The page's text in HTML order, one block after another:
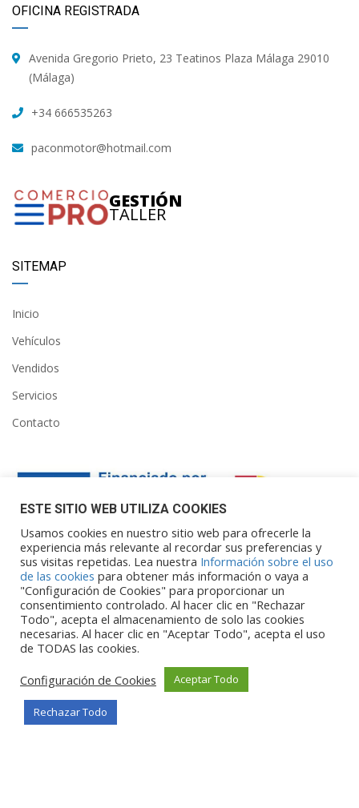
OFICINA REGISTRADA
Avenida Gregorio Prieto, 23 Teatinos Plaza Málaga 29010
(Málaga)
+34 666535263
paconmotor@hotmail.com
GESTIÓN
TALLER
SITEMAP
Inicio
Vehículos
Vendidos
Servicios
Contacto
Financiado por la Unión Europea – NextGenerationEU. Sin
embargo, los puntos de vista y las
opiniones expresadas son únicamente los del autor o autores y
no reflejan necesariamente los de
la Unión Europea o la Comisión Europea. Ni la Unión Europea ni
la Comisión Europea pueden ser
consideradas responsables de las mismas.
ESTE SITIO WEB UTILIZA COOKIES
Usamos cookies en nuestro sitio web para ofrecerle la
experiencia más relevante al recordar sus preferencias y
sus visitas repetidas. Lea nuestra Información sobre el uso
de las cookies para obtener más información o vaya a
"Configuración de Cookies" para proporcionar un
consentimiento controlado. Al hacer clic en "Rechazar
Todo", acepta el almacenamiento de solo las cookies
necesarias. Al hacer clic en "Aceptar Todo", acepta el uso
de TODAS las cookies.
Configuración de Cookies
Aceptar Todo
Rechazar Todo